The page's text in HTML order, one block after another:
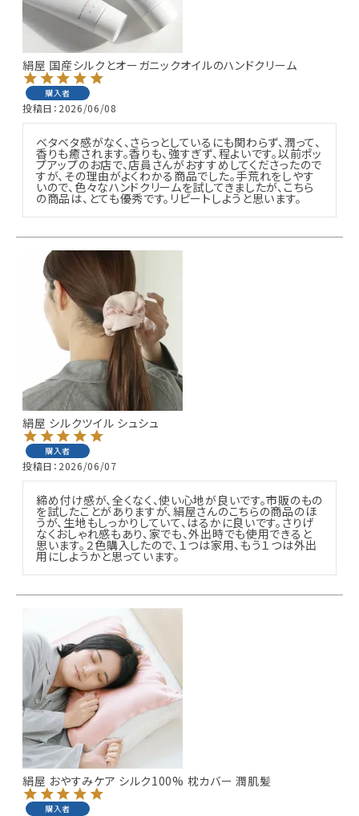
絹屋 国産シルクとオーガニックオイルのハンドクリーム
購入者
投稿日 2026/06/08
ベタベタ感がなく、さらっとしているにも関わらず、潤って、
香りも癒されます。香りも、強すぎず、程よいです。以前ポッ
プアップのお店で、店員さんがおすすめしてくださったので
すが、その理由がよくわかる商品でした。手荒れをしやす
いので、色々なハンドクリームを試してきましたが、こちら
の商品は、とても優秀です。リピートしようと思います。
絹屋 シルクツイル シュシュ
購入者
投稿日 2026/06/07
締め付け感が、全くなく、使い心地が良いです。市販のもの
を試したことがありますが、絹屋さんのこちらの商品のほ
うが、生地もしっかりしていて、はるかに良いです。さりげ
なくおしゃれ感もあり、家でも、外出時でも使用できると
思います。２色購入したので、１つは家用、もう１つは外出
用にしようかと思っています。
絹屋 おやすみケア シルク100% 枕カバー 潤肌髪
購入者